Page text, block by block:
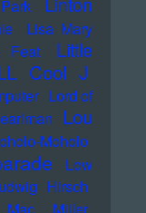
Lisa Mary
Feat
Little
Cool J
Lord of
Lou
Moholo
Low
Hirsch